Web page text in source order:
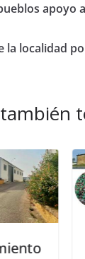
apoyo
la localidad
V